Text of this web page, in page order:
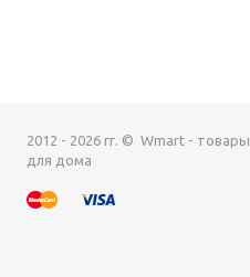
2012 - 2026 гг. © Wmart - товары
для дома